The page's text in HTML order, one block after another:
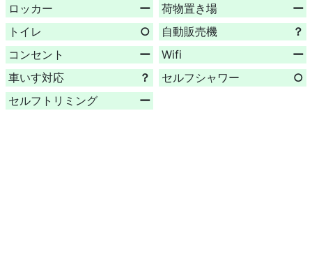
ロッカー
ー 荷物置き場
ー
トイレ
○ 自動販売機
？
コンセント
ー Wifi
ー
車いす対応
？ セルフシャワー
○
セルフトリミング
ー